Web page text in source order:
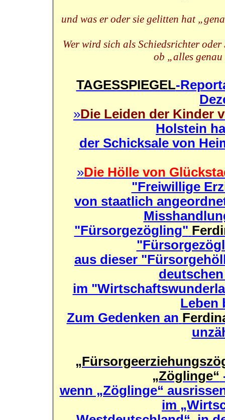
und was er oder sie gelitten hat
Wer wird sich als Schiedsrichter
ob „alles
TAGESSPIEGEL-
»Die Leiden der Kinder
Holstein
der Schicksale von
»Die Hölle von
"Freiwillige
von staatlich
"Fürsorgezögling"
aus dieser
im
Leben
Zum Gedenken an
„Zöglinge“
wenn „Zöglinge“
im